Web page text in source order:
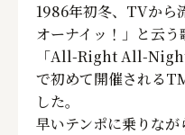
1986年初冬、TVから
オーナイッ！」と云う
「All-Right All-
で初めて開催される
した。
早いテンポに乗りな